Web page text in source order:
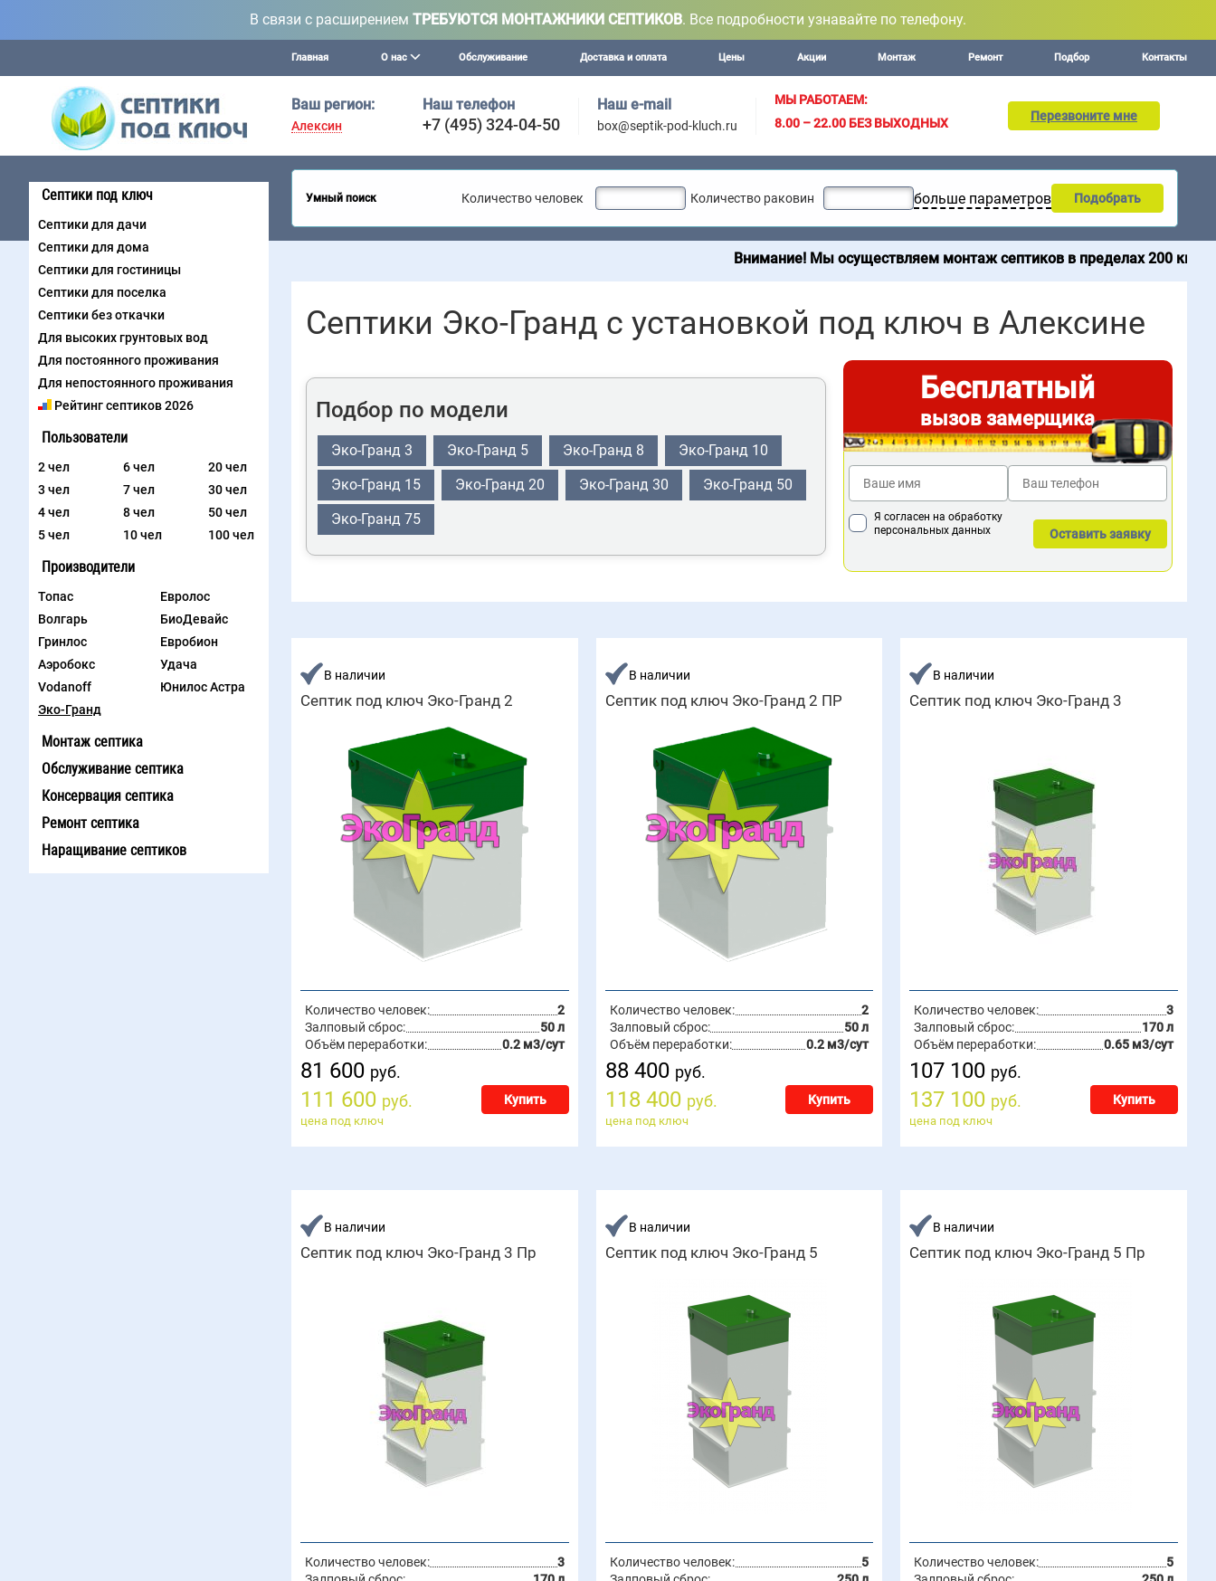
В связи с расширением ТРЕБУЮТСЯ МОНТАЖНИКИ СЕПТИКОВ. Все подробности узнавайте по телефону.
Главная О нас Обслуживание Доставка и оплата Цены Акции Монтаж Ремонт Подбор Контакты
Ваш регион:
Алексин
Наш телефон
+7 (495) 324-04-50
Наш e-mail
box@septik-pod-kluch.ru
МЫ РАБОТАЕМ:
8.00 – 22.00 БЕЗ ВЫХОДНЫХ Перезвоните мне
Умный поиск Количество человек Количество раковин больше параметров Подобрать
Внимание! Мы осуществляем монтаж септиков в пределах 200 км от МКАД.
Септики под ключ
Септики для дачи
Септики для дома
Септики для гостиницы
Септики для поселка
Септики без откачки
Для высоких грунтовых вод
Для постоянного проживания
Для непостоянного проживания
Рейтинг септиков 2026
Пользователи
2 чел
3 чел
4 чел
5 чел
6 чел
7 чел
8 чел
10 чел
20 чел
30 чел
50 чел
100 чел
Производители
Топас
Евролос
Волгарь
БиоДевайс
Гринлос
Евробион
Аэробокс
Удача
Vodanoff
Юнилос Астра
Эко-Гранд
Монтаж септика
Обслуживание септика
Консервация септика
Ремонт септика
Наращивание септиков
Септики Эко-Гранд с установкой под ключ в Алексине
Подбор по модели
Эко-Гранд 3 Эко-Гранд 5 Эко-Гранд 8 Эко-Гранд 10
Эко-Гранд 15 Эко-Гранд 20 Эко-Гранд 30 Эко-Гранд 50
Эко-Гранд 75
Бесплатный
вызов замерщика
Я согласен на обработку
персональных данных
В наличии
Септик под ключ Эко-Гранд 2
Количество человек:
2
Залповый сброс:
50 л
Объём переработки:
0.2 м3/сут
81 600 руб.
111 600 руб. Купить
цена под ключ
В наличии
Септик под ключ Эко-Гранд 2 ПР
Количество человек:
2
Залповый сброс:
50 л
Объём переработки:
0.2 м3/сут
88 400 руб.
118 400 руб. Купить
цена под ключ
В наличии
Септик под ключ Эко-Гранд 3
Количество человек:
3
Залповый сброс:
170 л
Объём переработки:
0.65 м3/сут
107 100 руб.
137 100 руб. Купить
цена под ключ
В наличии
Септик под ключ Эко-Гранд 3 Пр
Количество человек:
3
В наличии
Септик под ключ Эко-Гранд 5
Количество человек:
5
В наличии
Септик под ключ Эко-Гранд 5 Пр
Количество человек:
5